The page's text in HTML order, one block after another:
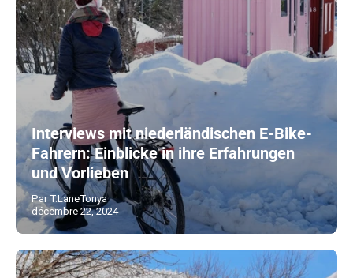
Interviews mit niederländischen E-Bike-
Fahrern: Einblicke in ihre Erfahrungen
und Vorlieben
Par T.LaneTonya
décembre 22, 2024